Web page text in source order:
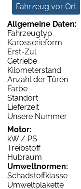
Fahrzeug vor Ort
Allgemeine Daten:
Fahrzeugtyp
Karosserieform
Erst-Zul.
Getriebe
Kilometerstand
Anzahl der Türen
Farbe
Standort
Lieferzeit
Unsere Nummer
Motor:
kW / PS
Treibstoff
Hubraum
Umweltnormen:
Schadstoffklasse
Umweltplakette